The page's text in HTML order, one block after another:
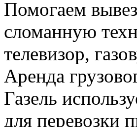
Помогаем
сломанную
телевизор,
Аренда
Газель
для перевозки